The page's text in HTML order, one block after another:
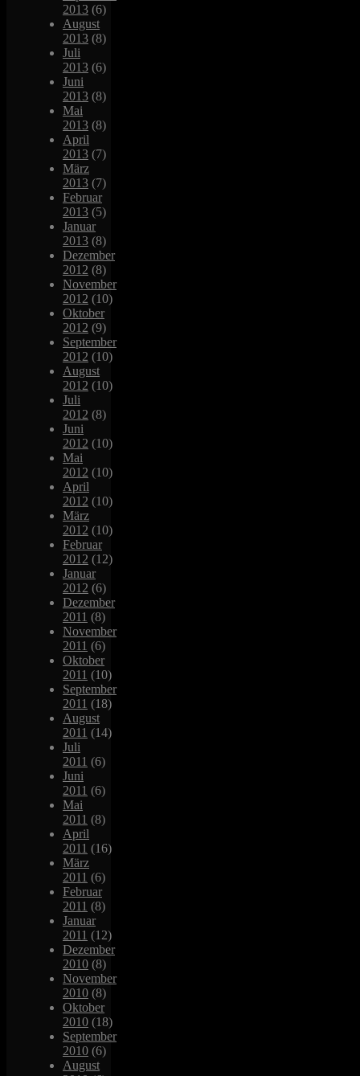
2013 (6)
August
2013 (8)
Juli
2013 (6)
Juni
2013 (8)
Mai
2013 (8)
April
2013 (7)
März
2013 (7)
Februar
2013 (5)
Januar
2013 (8)
Dezember
2012 (8)
November
2012 (10)
Oktober
2012 (9)
September
2012 (10)
August
2012 (10)
Juli
2012 (8)
Juni
2012 (10)
Mai
2012 (10)
April
2012 (10)
März
2012 (10)
Februar
2012 (12)
Januar
2012 (6)
Dezember
2011 (8)
November
2011 (6)
Oktober
2011 (10)
September
2011 (18)
August
2011 (14)
Juli
2011 (6)
Juni
2011 (6)
Mai
2011 (8)
April
2011 (16)
März
2011 (6)
Februar
2011 (8)
Januar
2011 (12)
Dezember
2010 (8)
November
2010 (8)
Oktober
2010 (18)
September
2010 (6)
August